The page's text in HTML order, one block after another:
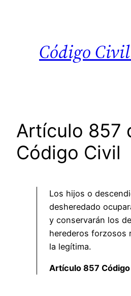
Código
Artículo 857
Código Civil
Los hijos o
desheredado
y conservarán los
herederos forzosos
la legítima.
Artículo 857